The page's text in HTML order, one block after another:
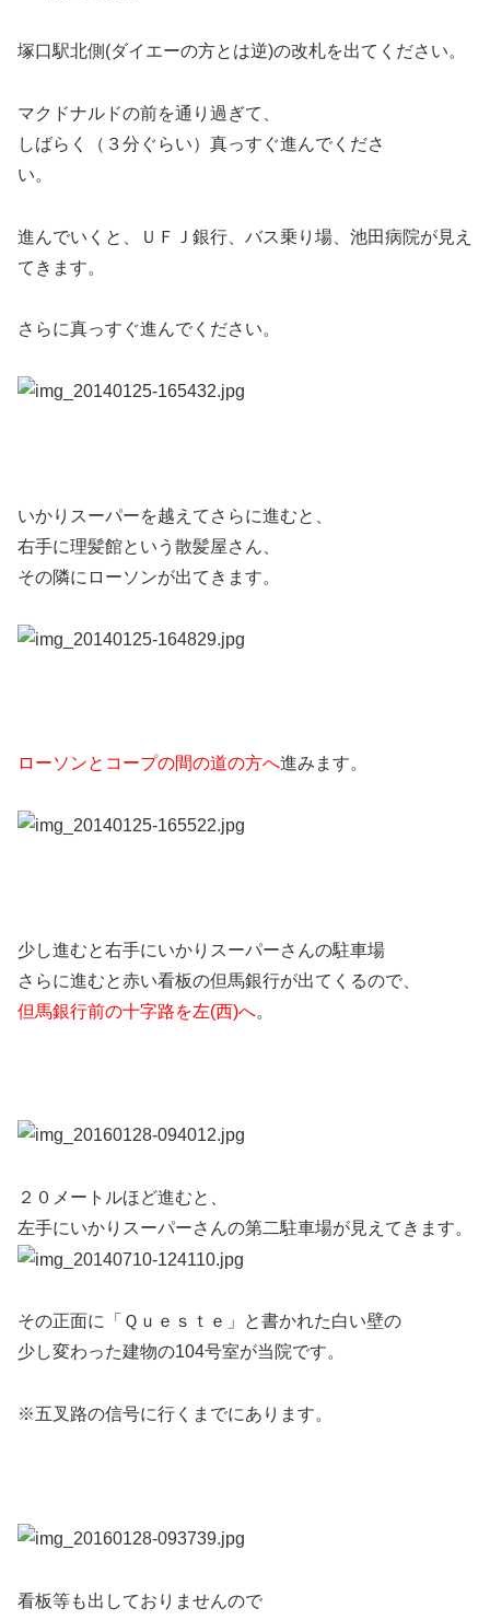
塚口駅北側(ダイエーの方とは逆)の改札を出てください。
マクドナルドの前を通り過ぎて、
しばらく（３分ぐらい）真っすぐ進んでくださ
い。
進んでいくと、ＵＦＪ銀行、バス乗り場、池田病院が見え
てきます。
さらに真っすぐ進んでください。
いかりスーパーを越えてさらに進むと、
右手に理髪館という散髪屋さん、
その隣にローソンが出てきます。
ローソンとコープの間の道の方へ進みます。
少し進むと右手にいかりスーパーさんの駐車場
さらに進むと赤い看板の但馬銀行が出てくるので、
但馬銀行前の十字路を左(西)へ。
２０メートルほど進むと、
左手にいかりスーパーさんの第二駐車場が見えてきます。
その正面に「Ｑｕｅｓｔｅ」と書かれた白い壁の
少し変わった建物の104号室が当院です。
※五叉路の信号に行くまでにあります。
看板等も出しておりませんので